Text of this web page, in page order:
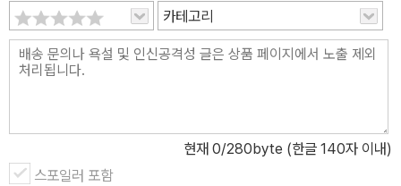
카테고리
현재 0/280byte (한글 140자 이내)
스포일러 포함